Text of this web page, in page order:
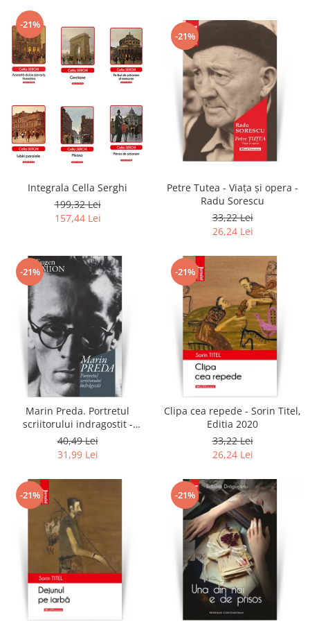
-21%
Integrala Cella Serghi
199,32 Lei
157,44 Lei
-21%
Petre Tutea - Viaţa şi opera -
Radu Sorescu
33,22 Lei
26,24 Lei
-21%
Marin Preda. Portretul
scriitorului indragostit -
Eugen Simion
40,49 Lei
31,99 Lei
-21%
Clipa cea repede - Sorin Titel,
Editia 2020
33,22 Lei
26,24 Lei
-21% -21%